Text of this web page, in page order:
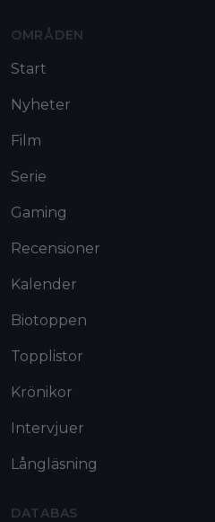
OMRÅDEN
Start
Nyheter
Film
Serie
Gaming
Recensioner
Kalender
Biotoppen
Topplistor
Krönikor
Intervjuer
Långläsning
DATABAS